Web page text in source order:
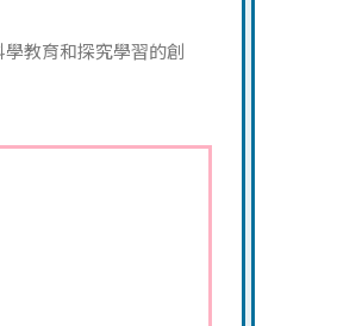
教育和探究學習的創